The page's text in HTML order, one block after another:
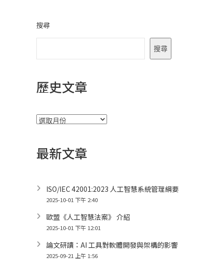
搜尋
搜尋
歷史文章
彙
最新文章
ISO/IEC 42001:2023 人工智慧系統管理綱要
2025-10-01 下午 2:40
歐盟《人工智慧法案》 介紹
2025-10-01 下午 12:01
論文研讀：AI 工具對軟體開發與架構的影響
2025-09-21 上午 1:56